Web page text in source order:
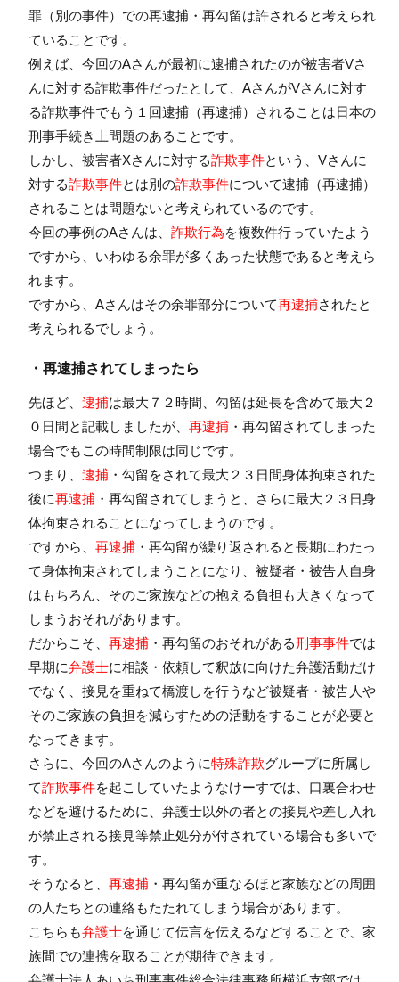
罪（別の事件）での再逮捕・再勾留は許されると考えられ
ていることです。
例えば、今回のAさんが最初に逮捕されたのが被害者Vさ
んに対する詐欺事件だったとして、AさんがVさんに対す
る詐欺事件でもう１回逮捕（再逮捕）されることは日本の
刑事手続き上問題のあることです。
しかし、被害者Xさんに対する詐欺事件という、Vさんに
対する詐欺事件とは別の詐欺事件について逮捕（再逮捕）
されることは問題ないと考えられているのです。
今回の事例のAさんは、 詐欺行為を複数件行っていたよう
ですから、いわゆる余罪が多くあった状態であると考えら
れます。
ですから、Aさんはその余罪部分について再逮捕されたと
考えられるでしょう。
・再逮捕されてしまったら
先ほど、 逮捕は最大７２時間、勾留は延長を含めて最大２
０日間と記載しましたが、 再逮捕 ・再勾留されてしまった
場合でもこの時間制限は同じです。
つまり、 逮捕 ・勾留をされて最大２３日間身体拘束された
後に再逮捕 ・再勾留されてしまうと、さらに最大２３日身
体拘束されることになってしまうのです。
ですから、 再逮捕 ・再勾留が繰り返されると長期にわたっ
て身体拘束されてしまうことになり、被疑者・被告人自身
はもちろん、そのご家族などの抱える負担も大きくなって
しまうおそれがあります。
だからこそ、 再逮捕 ・再勾留のおそれがある刑事事件では
早期に弁護士に相談・依頼して釈放に向けた弁護活動だけ
でなく、接見を重ねて橋渡しを行うなど被疑者・被告人や
そのご家族の負担を減らすための活動をすることが必要と
なってきます。
さらに、今回のAさんのように特殊詐欺グループに所属し
て詐欺事件を起こしていたようなけーすでは、口裏合わせ
などを避けるために、弁護士以外の者との接見や差し入れ
が禁止される接見等禁止処分が付されている場合も多いで
す。
そうなると、 再逮捕 ・再勾留が重なるほど家族などの周囲
の人たちとの連絡もたたれてしまう場合があります。
こちらも弁護士を通じて伝言を伝えるなどすることで、家
族間での連携を取ることが期待できます。